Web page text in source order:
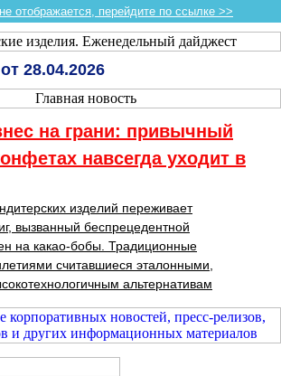
отображается, перейдите по ссылке >>
28.04.2026
на грани: привычный
навсегда уходит в
изделий переживает
вызванный беспрецедентной
на какао-бобы. Традиционные
считавшиеся эталонными,
альтернативам